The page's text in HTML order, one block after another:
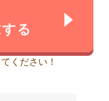
る
ください！